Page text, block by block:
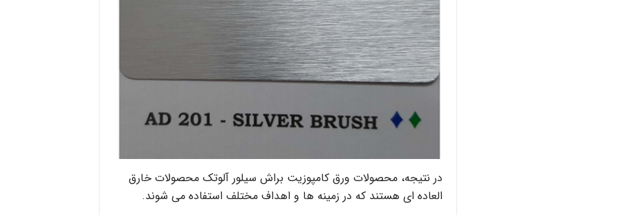
در نتیجه، محصولات ورق کامپوزیت براش سیلور آلوتک‎ محصولات خارق
العاده ای هستند که در زمینه ها و اهداف مختلف استفاده می شوند.